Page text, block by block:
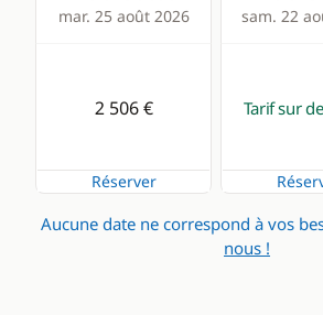
mar. 25 août 2026 sam. 22
2 506 €
Réserver
Tarif sur
Aucune date ne correspond à vos
nous !